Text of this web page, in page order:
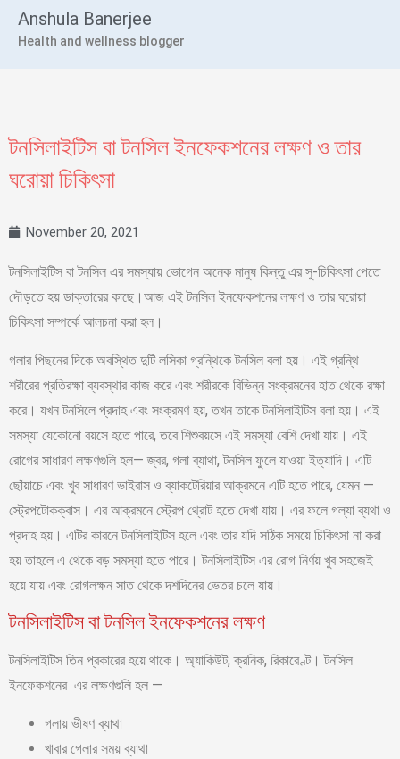
Anshula Banerjee
Health and wellness blogger
টনসিলাইটিস বা টনসিল ইনফেকশনের লক্ষণ ও তার
ঘরোয়া চিকিৎসা
November 20, 2021
টনসিলাইটিস বা টনসিল এর সমস্যায় ভোগেন অনেক মানুষ কিন্তু এর সু-চিকিৎসা পেতে
দৌড়তে হয় ডাক্তারের কাছে।আজ এই টনসিল ইনফেকশনের লক্ষণ ও তার ঘরোয়া
চিকিৎসা সম্পর্কে আলচনা করা হল।
গলার পিছনের দিকে অবস্থিত দুটি লসিকা গ্রন্থিকে টনসিল বলা হয়। এই গ্রন্থি
শরীরের প্রতিরক্ষা ব্যবস্থার কাজ করে এবং শরীরকে বিভিন্ন সংক্রমনের হাত থেকে রক্ষা
করে। যখন টনসিলে প্রদাহ এবং সংক্রমণ হয়, তখন তাকে টনসিলাইটিস বলা হয়। এই
সমস্যা যেকোনো বয়সে হতে পারে, তবে শিশুবয়সে এই সমস্যা বেশি দেখা যায়। এই
রোগের সাধারণ লক্ষণগুলি হল— জ্বর, গলা ব্যাথা, টনসিল ফুলে যাওয়া ইত্যাদি। এটি
ছোঁয়াচে এবং খুব সাধারণ ভাইরাস ও ব্যাকটেরিয়ার আক্রমনে এটি হতে পারে, যেমন —
স্ট্রেপটোকক্বাস। এর আক্রমনে স্ট্রেপ থ্রোট হতে দেখা যায়। এর ফলে গল্যা ব্যথা ও
প্রদাহ হয়। এটির কারনে টনসিলাইটিস হলে এবং তার যদি সঠিক সময়ে চিকিৎসা না করা
হয় তাহলে এ থেকে বড় সমস্যা হতে পারে। টনসিলাইটিস এর রোগ নির্ণয় খুব সহজেই
হয়ে যায় এবং রোগলক্ষন সাত থেকে দশদিনের ভেতর চলে যায়।
টনসিলাইটিস বা টনসিল ইনফেকশনের লক্ষণ
টনসিলাইটিস তিন প্রকারের হয়ে থাকে। অ্যাকিউট, ক্রনিক, রিকারেণ্ট। টনসিল
ইনফেকশনের এর লক্ষণগুলি হল —
গলায় ভীষণ ব্যাথা
খাবার গেলার সময় ব্যাথা